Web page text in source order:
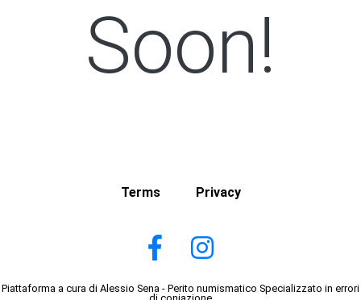
Soon!
Terms Privacy
Piattaforma a cura di Alessio Sena - Perito numismatico Specializzato in errori